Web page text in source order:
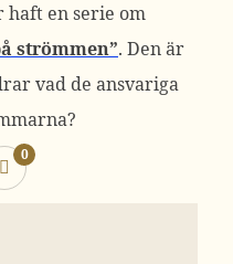
haft en serie om
strömmen”. Den är
vad de ansvariga
0